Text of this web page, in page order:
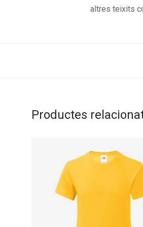
altres teixits
Productes